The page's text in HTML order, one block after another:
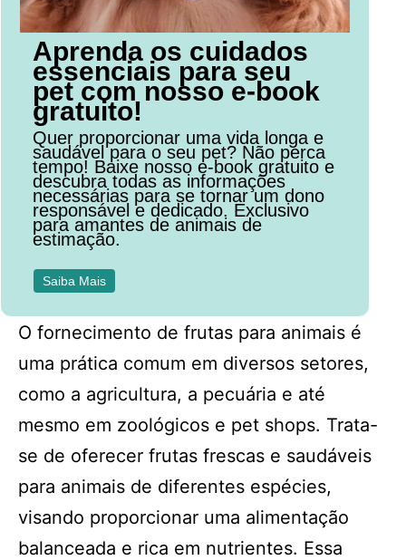
Aprenda os cuidados
essenciais para seu
pet com nosso e-book
gratuito!
Quer proporcionar uma vida longa e
saudável para o seu pet? Não perca
tempo! Baixe nosso e-book gratuito e
descubra todas as informações
necessárias para se tornar um dono
responsável e dedicado. Exclusivo
para amantes de animais de
estimação.
Saiba Mais
O fornecimento de frutas para animais é
uma prática comum em diversos setores,
como a agricultura, a pecuária e até
mesmo em zoológicos e pet shops. Trata-
se de oferecer frutas frescas e saudáveis
para animais de diferentes espécies,
visando proporcionar uma alimentação
balanceada e rica em nutrientes. Essa